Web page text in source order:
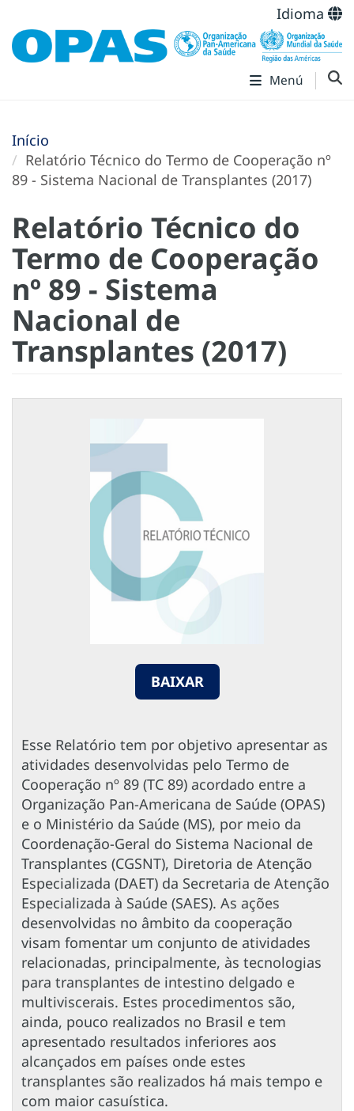
Idioma
Menú
Início
Relatório Técnico do Termo de Cooperação nº
89 - Sistema Nacional de Transplantes (2017)
Relatório Técnico do
Termo de Cooperação
nº 89 - Sistema
Nacional de
Transplantes (2017)
BAIXAR
Esse Relatório tem por objetivo apresentar as
atividades desenvolvidas pelo Termo de
Cooperação nº 89 (TC 89) acordado entre a
Organização Pan-Americana de Saúde (OPAS)
e o Ministério da Saúde (MS), por meio da
Coordenação-Geral do Sistema Nacional de
Transplantes (CGSNT), Diretoria de Atenção
Especializada (DAET) da Secretaria de Atenção
Especializada à Saúde (SAES). As ações
desenvolvidas no âmbito da cooperação
visam fomentar um conjunto de atividades
relacionadas, principalmente, às tecnologias
para transplantes de intestino delgado e
multiviscerais. Estes procedimentos são,
ainda, pouco realizados no Brasil e tem
apresentado resultados inferiores aos
alcançados em países onde estes
transplantes são realizados há mais tempo e
com maior casuística.